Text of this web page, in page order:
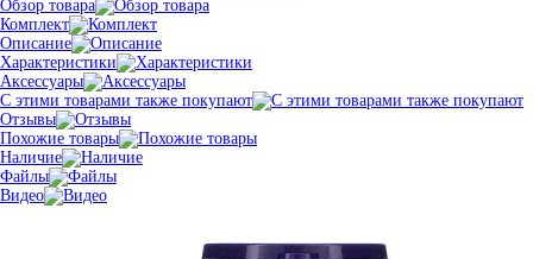
Обзор товара
Комплект
Описание
Характеристики
Аксессуары
С этими товарами также покупают
Отзывы
Похожие товары
Наличие
Файлы
Видео